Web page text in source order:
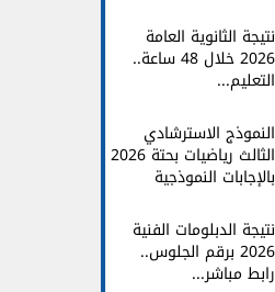
نتيجة الثانوية العامة
2026 خلال 48 ساعة..
التعليم...
النموذج الاسترشادي
الثالث رياضيات بحتة 2026
بالإجابات النموذجية
نتيجة الدبلومات الفنية
2026 برقم الجلوس..
رابط مباشر...